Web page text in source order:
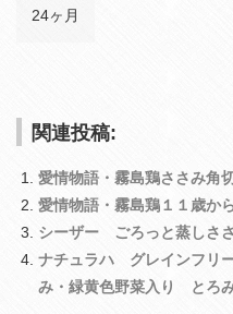
24ヶ月
関連投稿:
愛情物語・霧島鶏ささみ角
愛情物語・霧島鶏１１歳か
シーザー ごろっと蒸しさ
ナチュラハ グレインフリ
み・緑黄色野菜入り とろ